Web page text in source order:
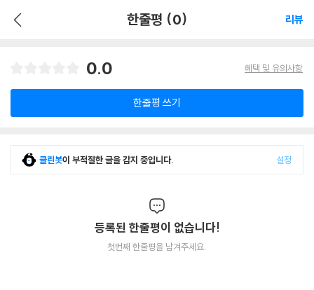
한줄평 (0) 리뷰
0.0 혜택 및 유의사항
한줄평 쓰기
클린봇이 부적절한 글을 감지 중입니다. 설정
등록된 한줄평이 없습니다!
첫번째 한줄평을 남겨주세요.